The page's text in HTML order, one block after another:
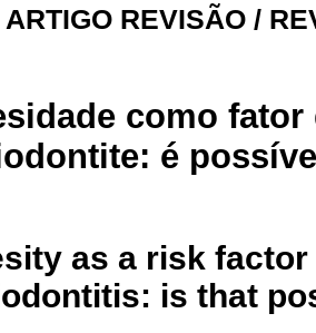
ARTIGO REVISÃO /
como fator
é
as a risk
is that